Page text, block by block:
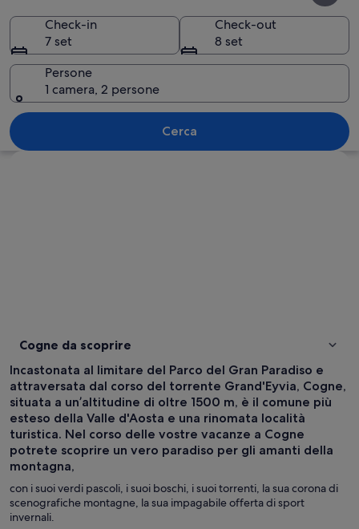
Un paese montano con una chiesa
Check-in
7 set
Check-out
8 set
Persone
1 camera, 2 persone
Cerca
Cogne da scoprire
Incastonata al limitare del Parco del Gran Paradiso e
attraversata dal corso del torrente Grand'Eyvia, Cogne,
situata a un’altitudine di oltre 1500 m, è il comune più
esteso della Valle d'Aosta e una rinomata località
turistica. Nel corso delle vostre vacanze a Cogne
potrete scoprire un vero paradiso per gli amanti della
montagna,
con i suoi verdi pascoli, i suoi boschi, i suoi torrenti, la sua corona di
scenografiche montagne, la sua impagabile offerta di sport
invernali.